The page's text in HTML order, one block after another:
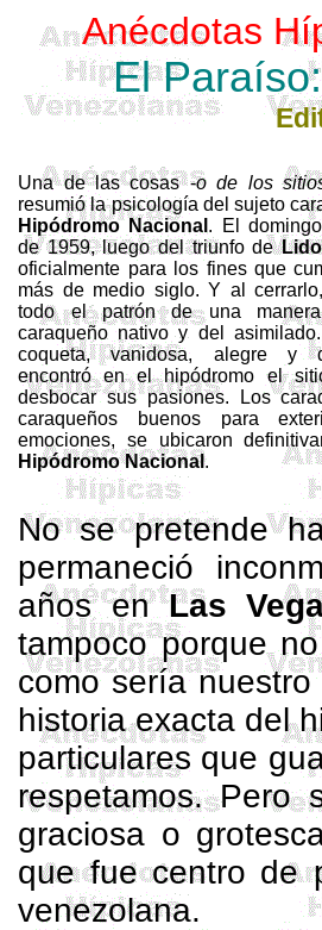
Anécdotas
El
Una de las cosas -o de los
resumió la psicología del sujeto
Hipódromo Nacional . El
de 1959, luego del triunfo deLido
oficialmente para los fines que
más de medio siglo. Y al
todo el patrón de una
caraqueño nativo y del
coqueta, vanidosa, alegre y
encontró en el hipódromo el
desbocar sus pasiones. Los
caraqueños buenos para
emociones, se ubicaron
Hipódromo Nacional.
No se pretende
permaneció
años enLas
tampoco porque
como sería
historia exacta del
particulares que
respetamos. Pero
graciosa o
que fue centro de
venezolana.